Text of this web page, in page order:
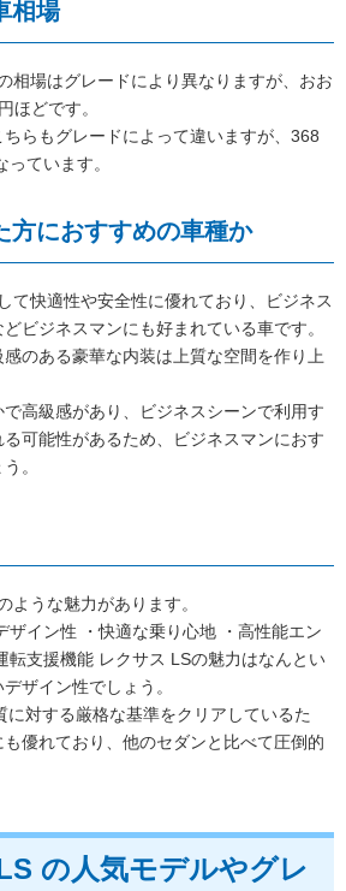
相場
相場はグレードにより異なりますが、おお
ほどです。
らもグレードによって違いますが、368
ています。
方におすすめの車種か
て快適性や安全性に優れており、ビジネス
ビジネスマンにも好まれている車です。
のある豪華な内装は上質な空間を作り上
高級感があり、ビジネスシーンで利用す
可能性があるため、ビジネスマンにおす
。
ような魅力があります。
ザイン性 ・快適な乗り心地 ・高性能エン
転支援機能 レクサス LSの魅力はなんとい
ザイン性でしょう。
に対する厳格な基準をクリアしているた
優れており、他のセダンと比べて圧倒的
の人気モデルやグレ